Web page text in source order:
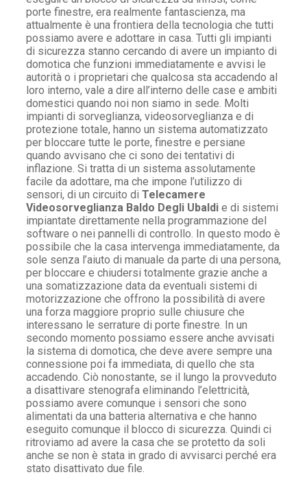
porte finestre, era realmente fantascienza, ma
attualmente è una frontiera della tecnologia che tutti
possiamo avere e adottare in casa. Tutti gli impianti
di sicurezza stanno cercando di avere un impianto di
domotica che funzioni immediatamente e avvisi le
autorità o i proprietari che qualcosa sta accadendo al
loro interno, vale a dire all’interno delle case e ambiti
domestici quando noi non siamo in sede. Molti
impianti di sorveglianza, videosorveglianza e di
protezione totale, hanno un sistema automatizzato
per bloccare tutte le porte, finestre e persiane
quando avvisano che ci sono dei tentativi di
inflazione. Si tratta di un sistema assolutamente
facile da adottare, ma che impone l’utilizzo di
sensori, di un circuito di Telecamere
Videosorveglianza Baldo Degli Ubaldi e di sistemi
impiantate direttamente nella programmazione del
software o nei pannelli di controllo. In questo modo è
possibile che la casa intervenga immediatamente, da
sole senza l’aiuto di manuale da parte di una persona,
per bloccare e chiudersi totalmente grazie anche a
una somatizzazione data da eventuali sistemi di
motorizzazione che offrono la possibilità di avere
una forza maggiore proprio sulle chiusure che
interessano le serrature di porte finestre. In un
secondo momento possiamo essere anche avvisati
la sistema di domotica, che deve avere sempre una
connessione poi fa immediata, di quello che sta
accadendo. Ciò nonostante, se il lungo la provveduto
a disattivare stenografa eliminando l’elettricità,
possiamo avere comunque i sensori che sono
alimentati da una batteria alternativa e che hanno
eseguito comunque il blocco di sicurezza. Quindi ci
ritroviamo ad avere la casa che se protetto da soli
anche se non è stata in grado di avvisarci perché era
stato disattivato due file.